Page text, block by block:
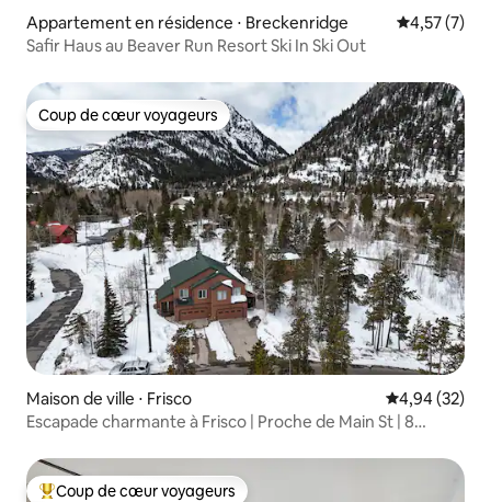
Appartement en résidence ⋅ Breckenridge Évaluation
4,57 (7)
Safir Haus au Beaver Run Resort Ski In Ski Out
Coup de cœur voyageurs
Coup de cœur voyageurs
Maison de ville ⋅ Frisco Évaluation
4,94 (32)
Escapade charmante à Frisco | Proche de Main St | 8
Coup de cœur voyageurs